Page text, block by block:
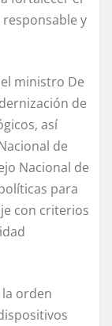
y
ministro De
de
así
de
Nacional de
para
con criterios
orden